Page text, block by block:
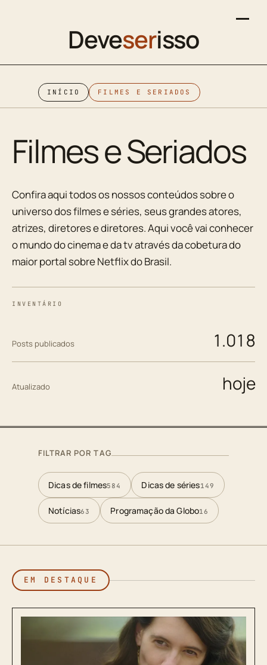
Deveserisso
INÍCIO FILMES E SERIADOS
Filmes e Seriados
Confira aqui todos os nossos conteúdos sobre o
universo dos filmes e séries, seus grandes atores,
atrizes, diretores e diretores. Aqui você vai conhecer
o mundo do cinema e da tv através da cobetura do
maior portal sobre Netflix do Brasil.
INVENTÁRIO
Posts publicados 1.018
Atualizado hoje
FILTRAR POR TAG
Dicas de filmes584 Dicas de séries149
Notícias63 Programação da Globo16
EM DESTAQUE